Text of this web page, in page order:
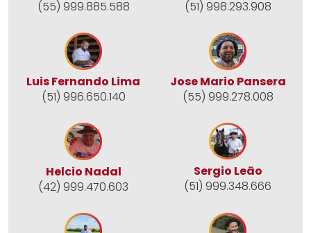
(55) 999.885.588
(51) 998.293.908
Luis Fernando Lima
(51) 996.650.140
Jose Mario Pansera
(55) 999.278.008
Helcio Nadal
(42) 999.470.603
Sergio Leão
(51) 999.348.666